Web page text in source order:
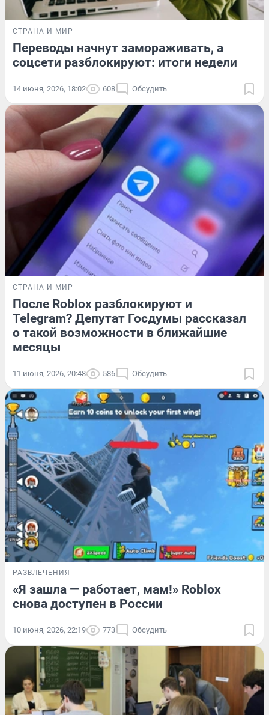
СТРАНА И МИР
Переводы начнут замораживать, а
соцсети разблокируют: итоги недели
14 июня, 2026, 18:02 608 Обсудить
СТРАНА И МИР
После Roblox разблокируют и
Telegram? Депутат Госдумы рассказал
о такой возможности в ближайшие
месяцы
11 июня, 2026, 20:48 586 Обсудить
РАЗВЛЕЧЕНИЯ
«Я зашла — работает, мам!» Roblox
снова доступен в России
10 июня, 2026, 22:19 773 Обсудить